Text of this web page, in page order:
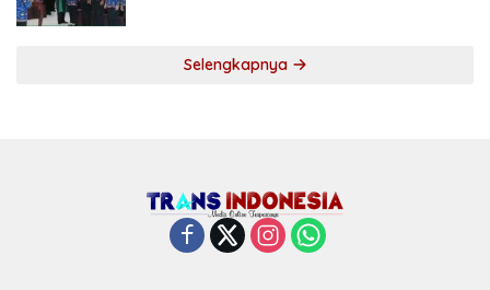
Selengkapnya